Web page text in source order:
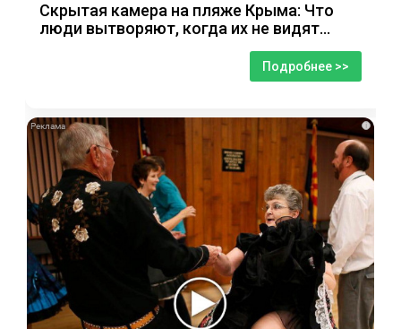
Скрытая камера на пляже Крыма: Что
люди вытворяют, когда их не видят...
Подробнее >>
i